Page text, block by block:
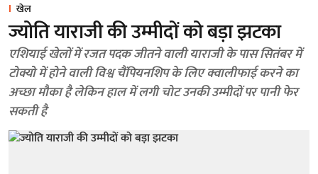
खेल
ज्योति याराजी की उम्मीदों को बड़ा झटका
एशियाई खेलों में रजत पदक जीतने वाली याराजी के पास सितंबर में
टोक्यो में होने वाली विश्व चैंपियनशिप के लिए क्वालीफाई करने का
अच्छा मौका है लेकिन हाल में लगी चोट उनकी उम्मीदों पर पानी फेर
सकती है